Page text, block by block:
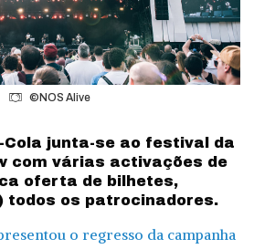
©NOS Alive
Cola junta-se ao festival da
com várias activações de
oferta de bilhetes,
todos os patrocinadores.
o regresso da campanha